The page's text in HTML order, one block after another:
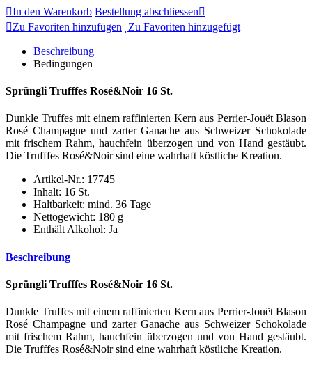
In den Warenkorb Bestellung abschliessen
Zu Favoriten hinzufügen
Zu Favoriten hinzugefügt
Beschreibung
Bedingungen
Sprüngli Trufffes Rosé&Noir 16 St.
Dunkle Truffes mit einem raffinierten Kern aus Perrier-Jouët Blason
Rosé Champagne und zarter Ganache aus Schweizer Schokolade
mit frischem Rahm, hauchfein überzogen und von Hand gestäubt.
Die Trufffes Rosé&Noir sind eine wahrhaft köstliche Kreation.
Artikel-Nr.: 17745
Inhalt: 16 St.
Haltbarkeit: mind. 36 Tage
Nettogewicht: 180 g
Enthält Alkohol: Ja
Beschreibung
Sprüngli Trufffes Rosé&Noir 16 St.
Dunkle Truffes mit einem raffinierten Kern aus Perrier-Jouët Blason
Rosé Champagne und zarter Ganache aus Schweizer Schokolade
mit frischem Rahm, hauchfein überzogen und von Hand gestäubt.
Die Trufffes Rosé&Noir sind eine wahrhaft köstliche Kreation.